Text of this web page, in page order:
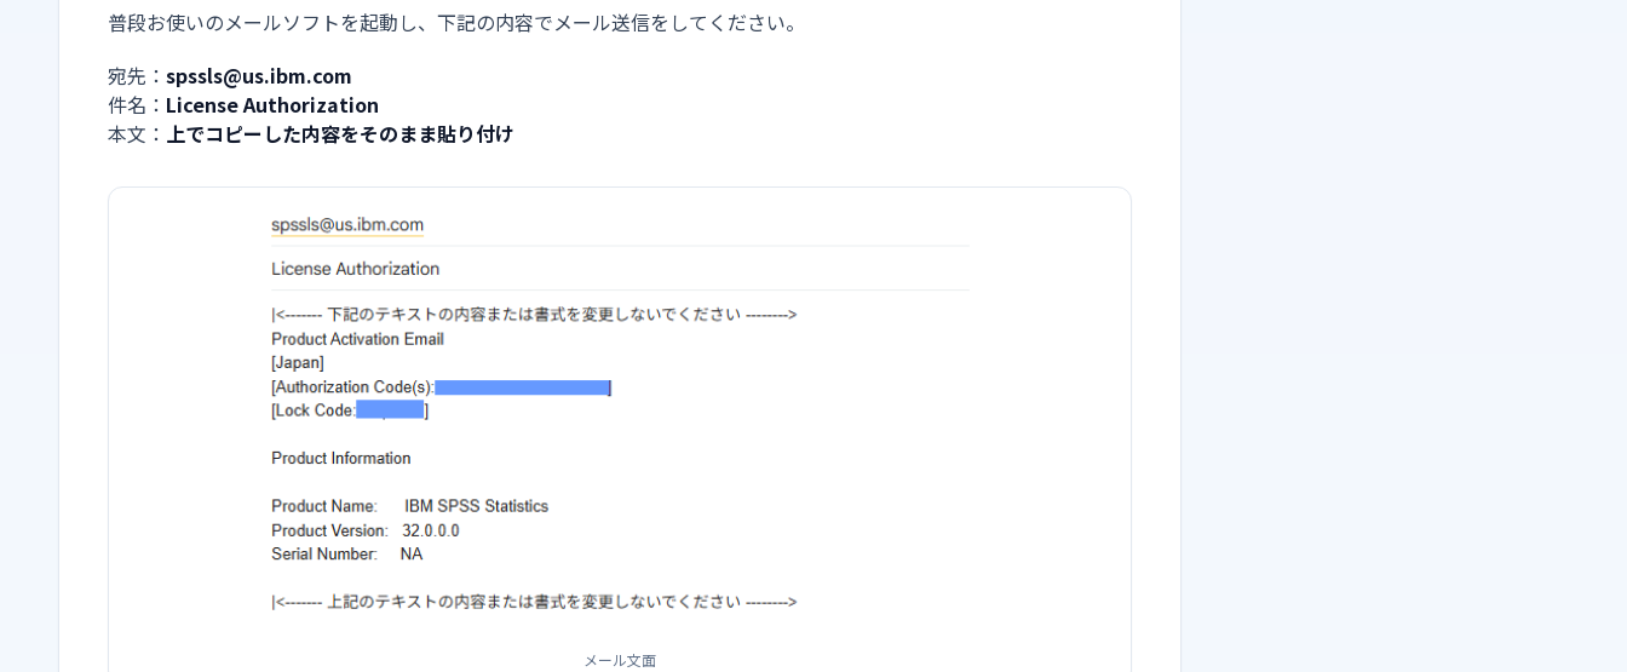
普段お使いのメールソフトを起動し、下記の内容でメール送信をしてください。
宛先： spssls@us.ibm.com
件名： License Authorization
本文： 上でコピーした内容をそのまま貼り付け
メール文面